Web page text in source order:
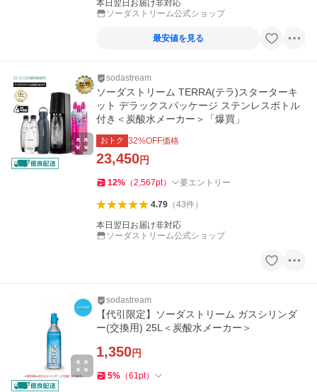
本日翌日お届け非対応
ソーダストリーム公式ショップ
最安値を見る
sodastream
ソーダストリーム TERRA(テラ)スターターキ
ット デラックスパッケージ ステンレスボトル
付き＜炭酸水メーカー＞「爆買」
おトク 32%OFF価格
23,450円
12% （2,567pt） 要エントリー
4.79（43件）
本日翌日お届け非対応
ソーダストリーム公式ショップ
sodastream
【代引限定】ソーダストリーム ガスシリンダ
ー(交換用) 25L＜炭酸水メーカー＞
1,350円
5% （61pt）